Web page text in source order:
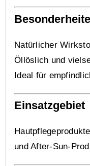
Natürlicher
Öllöslich und
Ideal für
Einsatzgebiet
und After-Sun-